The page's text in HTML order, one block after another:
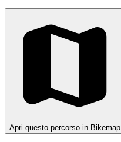
Apri questo percorso in Bikemap